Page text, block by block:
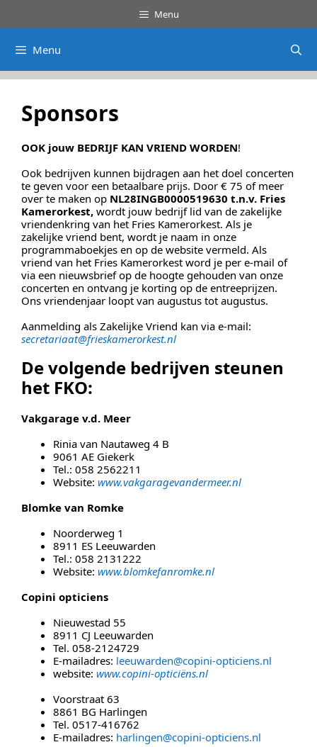
de
inhoud
Menu
Menu
Sponsors
OOK jouw BEDRIJF KAN VRIEND WORDEN!
Ook bedrijven kunnen bijdragen aan het doel concerten
te geven voor een betaalbare prijs. Door € 75 of meer
over te maken op NL28INGB0000519630 t.n.v. Fries
Kamerorkest, wordt jouw bedrijf lid van de zakelijke
vriendenkring van het Fries Kamerorkest. Als je
zakelijke vriend bent, wordt je naam in onze
programmaboekjes en op de website vermeld. Als
vriend van het Fries Kamerorkest word je per e-mail of
via een nieuwsbrief op de hoogte gehouden van onze
concerten en ontvang je korting op de entreeprijzen.
Ons vriendenjaar loopt van augustus tot augustus.
Aanmelding als Zakelijke Vriend kan via e-mail:
secretariaat@frieskamerorkest.nl
De volgende bedrijven steunen
het FKO:
Vakgarage v.d. Meer
Rinia van Nautaweg 4 B
9061 AE Giekerk
Tel.: 058 2562211
Website: www.vakgaragevandermeer.nl
Blomke van Romke
Noorderweg 1
8911 ES Leeuwarden
Tel.: 058 2131222
Website: www.blomkefanromke.nl
Copini opticiens
Nieuwestad 55
8911 CJ Leeuwarden
Tel. 058-2124729
E-mailadres: leeuwarden@copini-opticiens.nl
website: www.copini-opticiëns.nl
Voorstraat 63
8861 BG Harlingen
Tel. 0517-416762
E-mailadres: harlingen@copini-opticiens.nl